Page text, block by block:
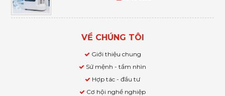
VỀ CHÚNG TÔI
Giới thiệu chung
Sứ mệnh - tầm nhìn
Hợp tác - đầu tư
Cơ hội nghề nghiệp